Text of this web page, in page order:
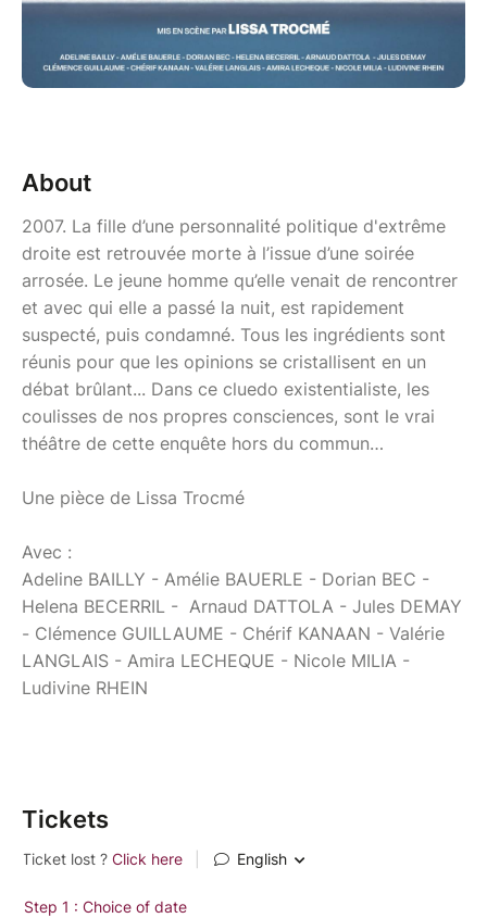
About
2007. La fille d’une personnalité politique d'extrême
droite est retrouvée morte à l’issue d’une soirée
arrosée. Le jeune homme qu’elle venait de rencontrer
et avec qui elle a passé la nuit, est rapidement
suspecté, puis condamné. Tous les ingrédients sont
réunis pour que les opinions se cristallisent en un
débat brûlant... Dans ce cluedo existentialiste, les
coulisses de nos propres consciences, sont le vrai
théâtre de cette enquête hors du commun…
Une pièce de Lissa Trocmé
Avec :
Adeline BAILLY - Amélie BAUERLE - Dorian BEC -
Helena BECERRIL - Arnaud DATTOLA - Jules DEMAY
- Clémence GUILLAUME - Chérif KANAAN - Valérie
LANGLAIS - Amira LECHEQUE - Nicole MILIA -
Ludivine RHEIN
Tickets